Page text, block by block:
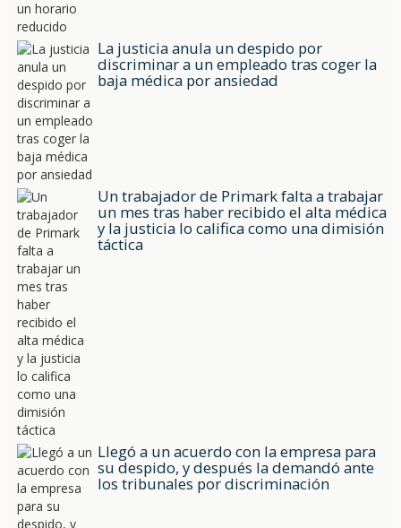
La justicia anula un despido por
discriminar a un empleado tras coger la
baja médica por ansiedad
Un trabajador de Primark falta a trabajar
un mes tras haber recibido el alta médica
y la justicia lo califica como una dimisión
táctica
Llegó a un acuerdo con la empresa para
su despido, y después la demandó ante
los tribunales por discriminación